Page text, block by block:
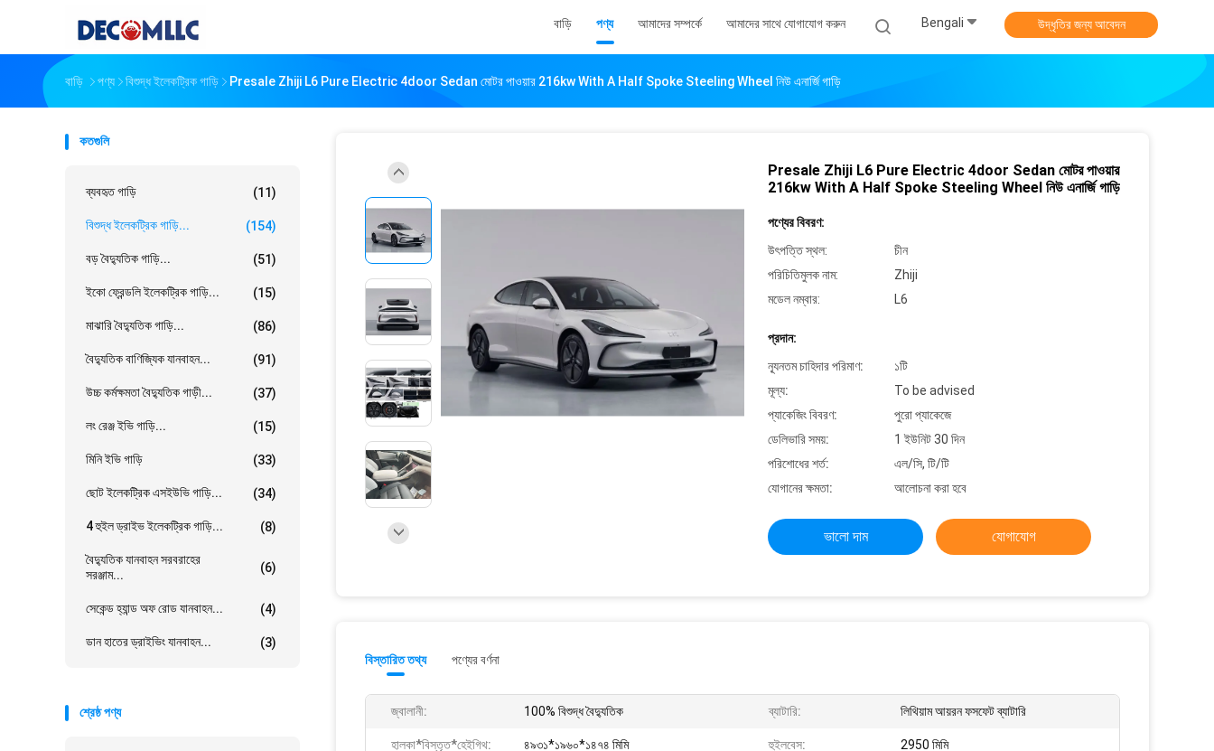
বাড়ি পণ্য আমাদের সম্পর্কে আমাদের সাথে যোগাযোগ করুন Bengali উদ্ধৃতির জন্য আবেদন
বাড়ি পণ্য বিশুদ্ধ ইলেকট্রিক গাড়ি Presale Zhiji L6 Pure Electric 4door Sedan মোটর পাওয়ার 216kw With A Half Spoke Steeling Wheel নিউ এনার্জি গাড়ি
কতগুলি
ব্যবহৃত গাড়ি (11)
বিশুদ্ধ ইলেকট্রিক গাড়ি... (154)
বড় বৈদ্যুতিক গাড়ি... (51)
ইকো ফ্রেন্ডলি ইলেকট্রিক গাড়ি... (15)
মাঝারি বৈদ্যুতিক গাড়ি... (86)
বৈদ্যুতিক বাণিজ্যিক যানবাহন... (91)
উচ্চ কর্মক্ষমতা বৈদ্যুতিক গাড়ী... (37)
লং রেঞ্জ ইভি গাড়ি... (15)
মিনি ইভি গাড়ি (33)
ছোট ইলেকট্রিক এসইউভি গাড়ি... (34)
4 হুইল ড্রাইভ ইলেকট্রিক গাড়ি... (8)
বৈদ্যুতিক যানবাহন সরবরাহের
সরঞ্জাম...
(6)
সেকেন্ড হ্যান্ড অফ রোড যানবাহন... (4)
ডান হাতের ড্রাইভিং যানবাহন... (3)
শ্রেষ্ঠ পণ্য
Presale Zhiji L6 Pure Electric 4door Sedan মোটর পাওয়ার
216kw With A Half Spoke Steeling Wheel নিউ এনার্জি গাড়ি
পণ্যের বিবরণ:
উৎপত্তি স্থল:
চীন
পরিচিতিমুলক নাম:
Zhiji
মডেল নম্বার:
L6
প্রদান:
ন্যূনতম চাহিদার পরিমাণ:
১টি
মূল্য:
To be advised
প্যাকেজিং বিবরণ:
পুরো প্যাকেজে
ডেলিভারি সময়:
1 ইউনিট 30 দিন
পরিশোধের শর্ত:
এল/সি, টি/টি
যোগানের ক্ষমতা:
আলোচনা করা হবে
ভালো দাম যোগাযোগ
বিস্তারিত তথ্য পণ্যের বর্ণনা
জ্বালানী: 100% বিশুদ্ধ বৈদ্যুতিক ব্যাটারি: লিথিয়াম আয়রন ফসফেট ব্যাটারি
হালকা*বিস্তৃত*হেইগিথ: ৪৯৩১*১৯৬০*১৪৭৪ মিমি হুইলবেস: 2950 মিমি